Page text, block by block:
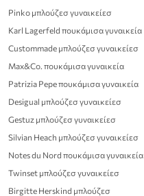
Pinko μπλούζεσ γυναικείεσ
Karl Lagerfeld πουκάμισα γυναικεία
Custommade μπλούζεσ γυναικείεσ
Max&Co. πουκάμισα γυναικεία
Patrizia Pepe πουκάμισα γυναικεία
Desigual μπλούζεσ γυναικείεσ
Gestuz μπλούζεσ γυναικείεσ
Silvian Heach μπλούζεσ γυναικείεσ
Notes du Nord πουκάμισα γυναικεία
Twinset μπλούζεσ γυναικείεσ
Birgitte Herskind μπλούζεσ